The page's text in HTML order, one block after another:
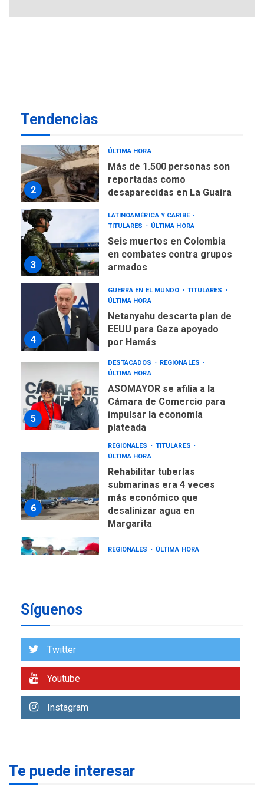
Tendencias
de almacenamiento de agua
2
ÚLTIMA HORA
Más de 1.500 personas son
reportadas como
desaparecidas en La Guaira
3
LATINOAMÉRICA Y CARIBE
TITULARES
ÚLTIMA HORA
Seis muertos en Colombia
en combates contra grupos
armados
4
GUERRA EN EL MUNDO
TITULARES
ÚLTIMA HORA
Netanyahu descarta plan de
EEUU para Gaza apoyado
por Hamás
5
DESTACADOS
REGIONALES
ÚLTIMA HORA
ASOMAYOR se afilia a la
Cámara de Comercio para
impulsar la economía
plateada
6
REGIONALES
TITULARES
ÚLTIMA HORA
Rehabilitar tuberías
submarinas era 4 veces
más económico que
desalinizar agua en
Margarita
REGIONALES ÚLTIMA HORA
1
estados afectados por los
LATINOAMÉRICA Y CARIBE
Síguenos
Twitter
Youtube
Instagram
Te puede interesar